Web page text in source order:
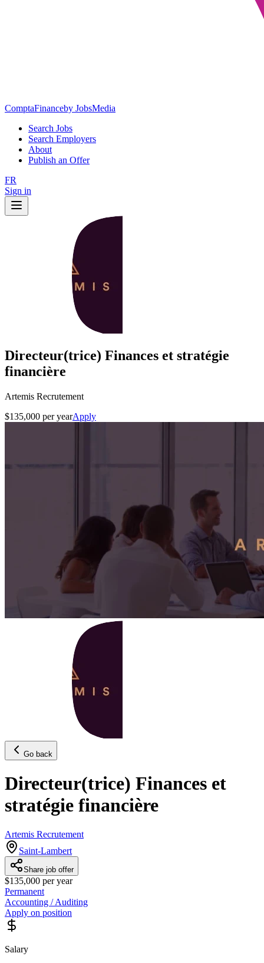
ComptaFinanceby JobsMedia
Search Jobs
Search Employers
About
Publish an Offer
FR
Sign in
Directeur(trice) Finances et stratégie
financière
Artemis Recrutement
$135,000 per yearApply
Go back
Directeur(trice) Finances et
stratégie financière
Artemis Recrutement
Saint-Lambert
Share job offer
$135,000 per year
Permanent
Accounting / Auditing
Apply on position
Salary